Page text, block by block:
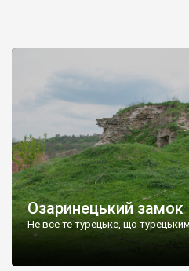
Озаринецький замок
Не все те турецьке, що